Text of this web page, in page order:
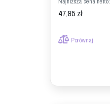
47,95 zł
Porównaj